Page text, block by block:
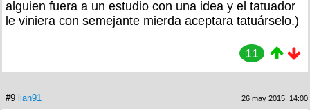
alguien fuera a un estudio con una idea y el tatuador
le viniera con semejante mierda aceptara tatuárselo.)
11
#9 lian91 26 may 2015, 14:00